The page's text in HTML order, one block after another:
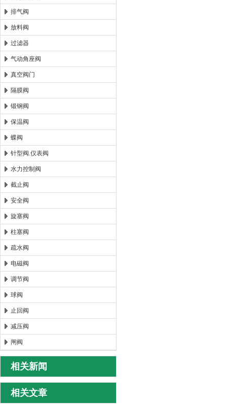
排气阀
放料阀
过滤器
气动角座阀
真空阀门
隔膜阀
锻钢阀
保温阀
蝶阀
针型阀.仪表阀
水力控制阀
截止阀
安全阀
旋塞阀
柱塞阀
疏水阀
电磁阀
调节阀
球阀
止回阀
减压阀
闸阀
相关新闻
相关文章